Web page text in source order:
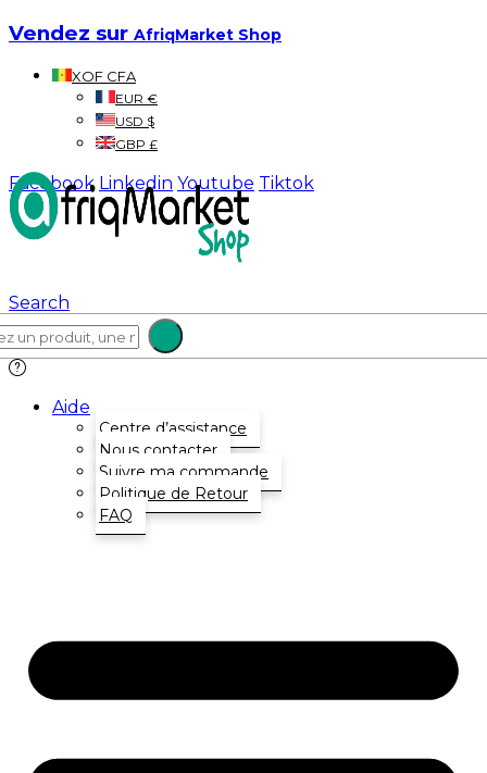
Vendez sur AfriqMarket Shop
XOF CFA
EUR €
USD $
GBP £
Facebook Linkedin Youtube Tiktok
Search
Aide
Centre d’assistance
Nous contacter
Suivre ma commande
Politique de Retour
FAQ